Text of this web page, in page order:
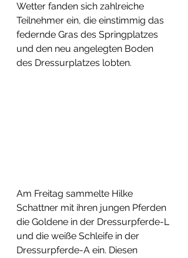
Wetter fanden sich zahlreiche
Teilnehmer ein, die einstimmig das
federnde Gras des Springplatzes
und den neu angelegten Boden
des Dressurplatzes lobten.
Am Freitag sammelte Hilke
Schattner mit ihren jungen Pferden
die Goldene in der Dressurpferde-L
und die weiße Schleife in der
Dressurpferde-A ein. Diesen